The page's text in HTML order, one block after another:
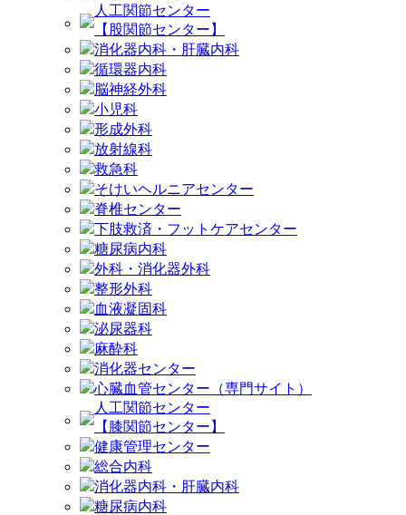
人工関節センター
【股関節センター】
消化器内科・肝臓内科
循環器内科
脳神経外科
小児科
形成外科
放射線科
救急科
そけいヘルニアセンター
脊椎センター
下肢救済・フットケアセンター
糖尿病内科
外科・消化器外科
整形外科
血液凝固科
泌尿器科
麻酔科
消化器センター
心臓血管センター（専門サイト）
人工関節センター
【膝関節センター】
健康管理センター
総合内科
消化器内科・肝臓内科
糖尿病内科